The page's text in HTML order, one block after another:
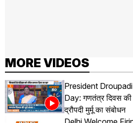
MORE VIDEOS
President
Day: गणतंत्र दिवस की
द्रौपदी मुर्मू का संबोधन